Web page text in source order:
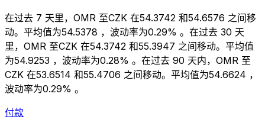
在过去 7 天里，OMR 至CZK 在54.3742 和54.6576 之间移
动。平均值为54.5378 ，波动率为0.29% 。在过去 30 天
里，OMR 至CZK 在54.3742 和55.3947 之间移动。平均值
为54.9253 ，波动率为0.28% 。在过去 90 天内，OMR 至
CZK 在53.6514 和55.4706 之间移动。平均值为54.6624 ，
波动率为0.29% 。
付款